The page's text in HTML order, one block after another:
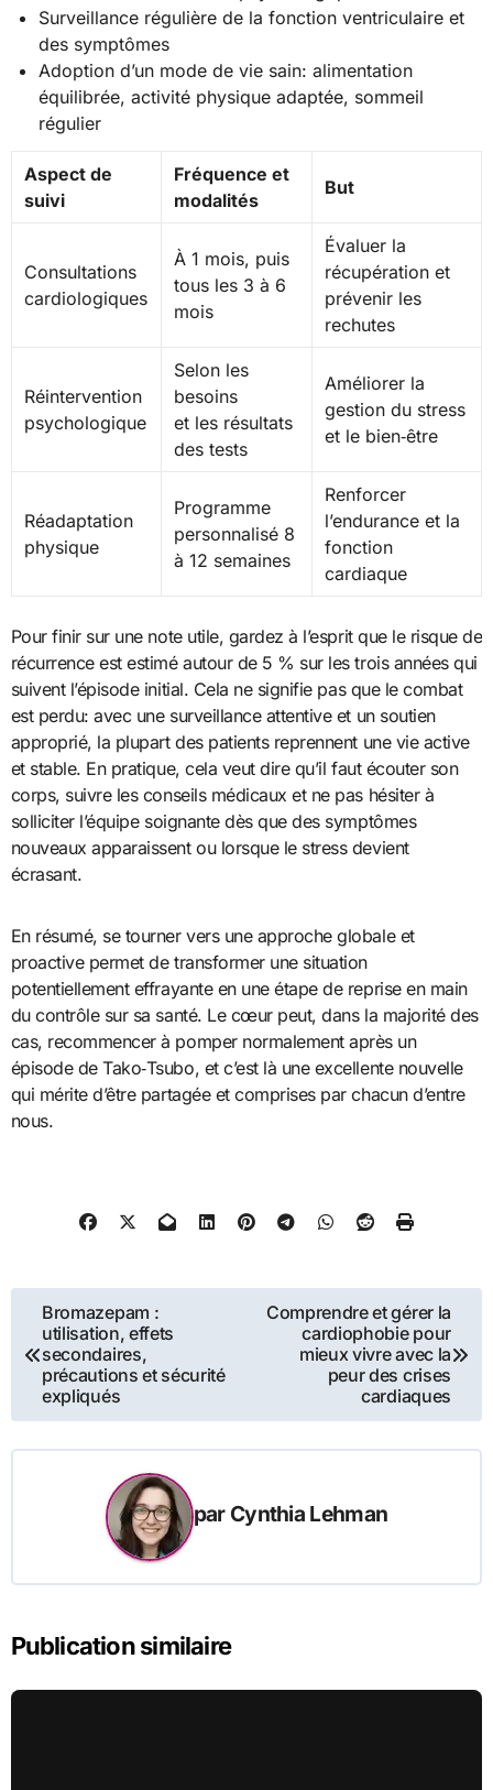
Surveillance régulière de la fonction ventriculaire et
des symptômes
Adoption d’un mode de vie sain: alimentation
équilibrée, activité physique adaptée, sommeil
régulier
Aspect de
suivi
Fréquence et
modalités
But
Consultations
cardiologiques
À 1 mois, puis
tous les 3 à 6
mois
Évaluer la
récupération et
prévenir les
rechutes
Réintervention
psychologique
Selon les
besoins
et les résultats
des tests
Améliorer la
gestion du stress
et le bien‑être
Réadaptation
physique
Programme
personnalisé 8
à 12 semaines
Renforcer
l’endurance et la
fonction
cardiaque
Pour finir sur une note utile, gardez à l’esprit que le risque de
récurrence est estimé autour de 5 % sur les trois années qui
suivent l’épisode initial. Cela ne signifie pas que le combat
est perdu: avec une surveillance attentive et un soutien
approprié, la plupart des patients reprennent une vie active
et stable. En pratique, cela veut dire qu’il faut écouter son
corps, suivre les conseils médicaux et ne pas hésiter à
solliciter l’équipe soignante dès que des symptômes
nouveaux apparaissent ou lorsque le stress devient
écrasant.
En résumé, se tourner vers une approche globale et
proactive permet de transformer une situation
potentiellement effrayante en une étape de reprise en main
du contrôle sur sa santé. Le cœur peut, dans la majorité des
cas, recommencer à pomper normalement après un
épisode de Tako‑Tsubo, et c’est là une excellente nouvelle
qui mérite d’être partagée et comprises par chacun d’entre
nous.
Navigation
de
l’article
Bromazepam :
utilisation, effets
secondaires,
précautions et sécurité
expliqués
Comprendre et gérer la
cardiophobie pour
mieux vivre avec la
peur des crises
cardiaques
par Cynthia Lehman
Publication similaire